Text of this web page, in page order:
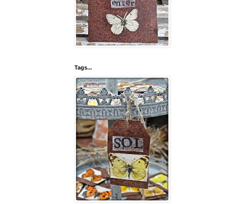
Tags...